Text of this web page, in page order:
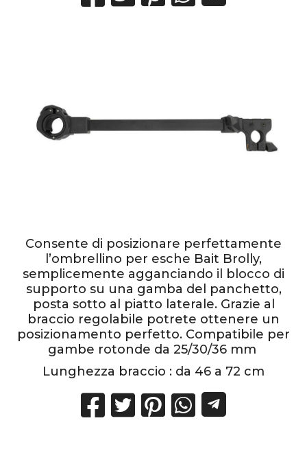
Consente di posizionare perfettamente
l’ombrellino per esche Bait Brolly,
semplicemente agganciando il blocco di
supporto su una gamba del panchetto,
posta sotto al piatto laterale. Grazie al
braccio regolabile potrete ottenere un
posizionamento perfetto. Compatibile per
gambe rotonde da 25/30/36 mm
Lunghezza braccio : da 46 a 72 cm